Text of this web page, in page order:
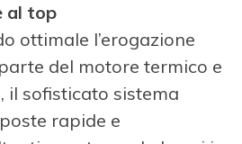
al top
ottimale l’erogazione
del motore termico e
il sofisticato sistema
rapide e